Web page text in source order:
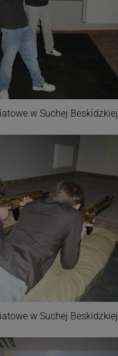
w Suchej Beskidzkiej
w Suchej Beskidzkiej